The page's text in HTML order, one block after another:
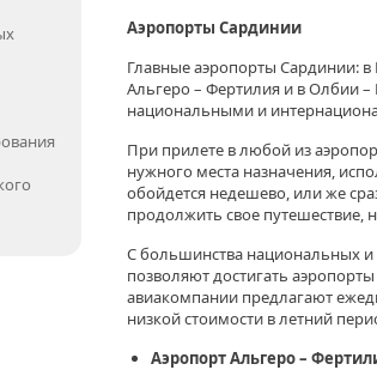
Аэропорты Сардинии
Главные аэропорты Сардинии:
Альгеро – Фертилия и в Олбии
национальными и
При прилете в любой из
нужного места назначения,
обойдется недешево, или же
продолжить свое
С большинства национальных
позволяют достигать
авиакомпании предлагают
низкой стоимости в летний
Аэропорт Альгеро –